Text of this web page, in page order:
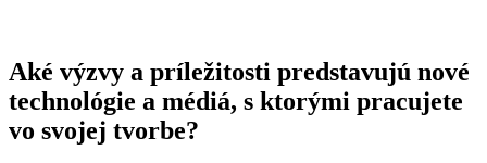
Aké výzvy a príležitosti predstavujú nové
technológie a médiá, s ktorými pracujete
vo svojej tvorbe?